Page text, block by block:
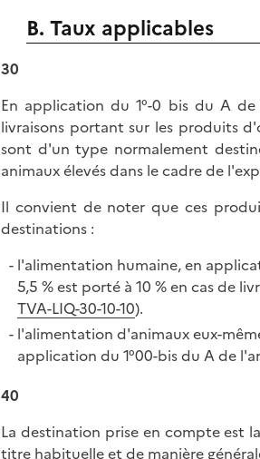
B. Taux applicables
30
En application du 1°-0 bis du A
livraisons portant sur les produits
sont d'un type normalement
animaux élevés dans le cadre de
Il convient de noter que ces
destinations :
l'alimentation humaine, en
5,5 % est porté à 10 % en cas de
TVA-LIQ-30-10-10).
l'alimentation d'animaux eux-
application du 1°00-bis du A de
40
La destination prise en compte est
titre habituelle et de manière